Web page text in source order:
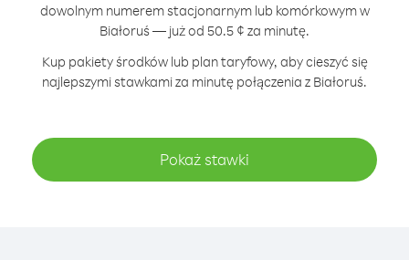
dowolnym numerem stacjonarnym lub komórkowym w
Białoruś — już od 50.5 ¢ za minutę.
Kup pakiety środków lub plan taryfowy, aby cieszyć się
najlepszymi stawkami za minutę połączenia z Białoruś.
Pokaż stawki